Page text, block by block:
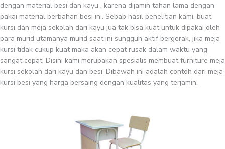
dengan material besi dan kayu , karena dijamin tahan lama dengan
pakai material berbahan besi ini. Sebab hasil penelitian kami, buat
kursi dan meja sekolah dari kayu jua tak bisa kuat untuk dipakai oleh
para murid utamanya murid saat ini sungguh aktif bergerak, jika meja
kursi tidak cukup kuat maka akan cepat rusak dalam waktu yang
sangat cepat. Disini kami merupakan spesialis membuat furniture meja
kursi sekolah dari kayu dan besi, Dibawah ini adalah contoh dari meja
kursi besi yang harga bersaing dengan kualitas yang terjamin.